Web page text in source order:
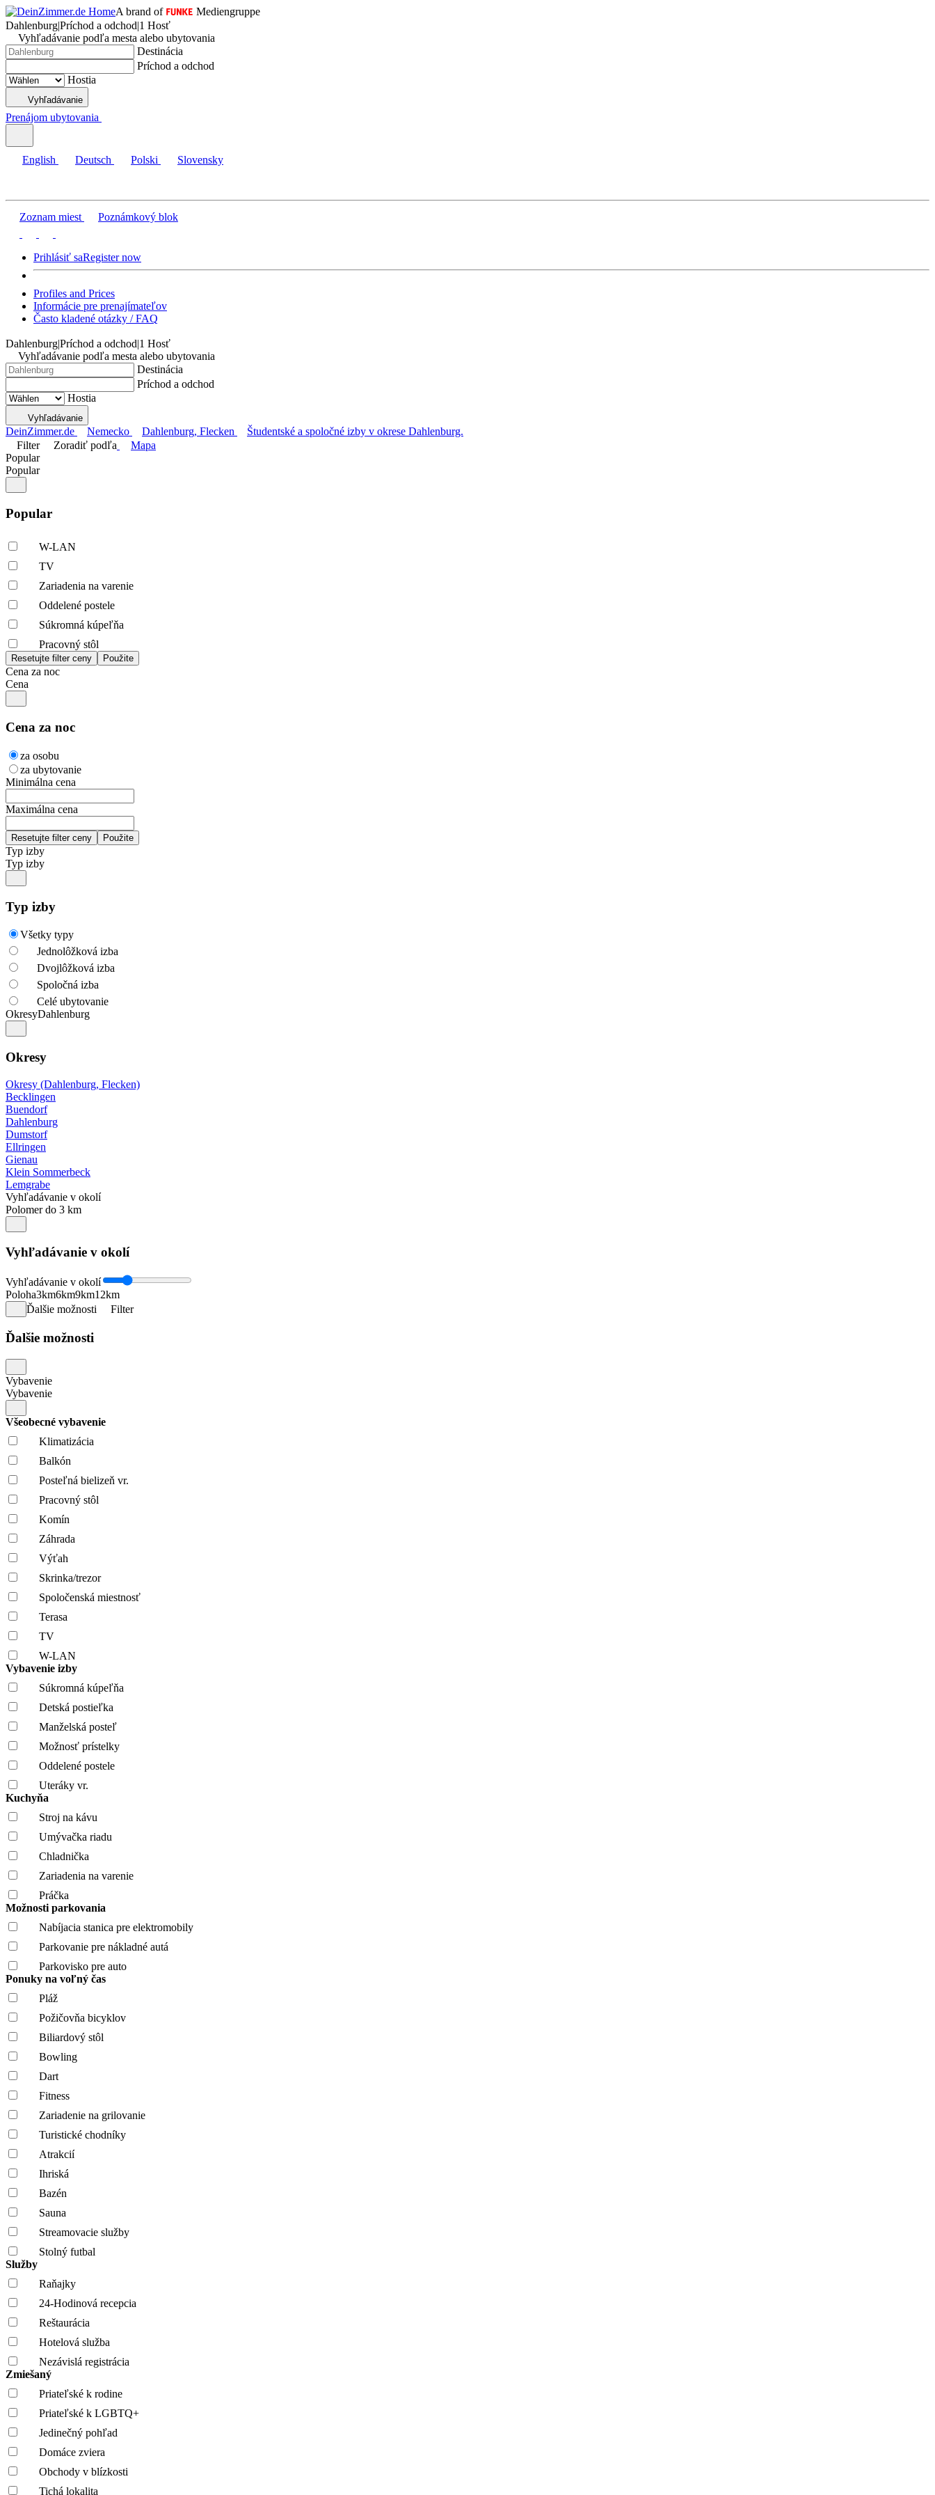
A brand of
Mediengruppe
Dahlenburg|Príchod a odchod|1 Hosť
Vyhľadávanie podľa mesta alebo ubytovania
Destinácia
Príchod a odchod
Hostia
Vyhľadávanie
Prenájom ubytovania
English Deutsch Polski Slovensky
Zoznam miest Poznámkový blok
Prihlásiť saRegister now
Profiles and Prices
Informácie pre prenajímateľov
Často kladené otázky / FAQ
Dahlenburg|Príchod a odchod|1 Hosť
Vyhľadávanie podľa mesta alebo ubytovania
Destinácia
Príchod a odchod
Hostia
Vyhľadávanie
DeinZimmer.de Nemecko Dahlenburg, Flecken
Študentské a spoločné izby v okrese Dahlenburg.
Filter
Zoradiť podľa
Mapa
Popular
Popular
Popular
W-LAN
TV
Zariadenia na varenie
Oddelené postele
Súkromná kúpeľňa
Pracovný stôl
Cena za noc
Cena
Cena za noc
za osobu
za ubytovanie
Minimálna cena
Maximálna cena
Typ izby
Typ izby
Typ izby
Všetky typy
Jednolôžková izba
Dvojlôžková izba
Spoločná izba
Celé ubytovanie
OkresyDahlenburg
Okresy
Okresy (Dahlenburg, Flecken)
Becklingen
Buendorf
Dahlenburg
Dumstorf
Ellringen
Gienau
Klein Sommerbeck
Lemgrabe
Vyhľadávanie v okolí
Polomer do 3 km
Vyhľadávanie v okolí
Vyhľadávanie v okolí
Poloha3km6km9km12km
Ďalšie možnosti
Filter
Ďalšie možnosti
Vybavenie
Vybavenie
Všeobecné vybavenie
Klimatizácia
Balkón
Posteľná bielizeň vr.
Pracovný stôl
Komín
Záhrada
Výťah
Skrinka/trezor
Spoločenská miestnosť
Terasa
TV
W-LAN
Vybavenie izby
Súkromná kúpeľňa
Detská postieľka
Manželská posteľ
Možnosť prístelky
Oddelené postele
Uteráky vr.
Kuchyňa
Stroj na kávu
Umývačka riadu
Chladnička
Zariadenia na varenie
Práčka
Možnosti parkovania
Nabíjacia stanica pre elektromobily
Parkovanie pre nákladné autá
Parkovisko pre auto
Ponuky na voľný čas
Pláž
Požičovňa bicyklov
Biliardový stôl
Bowling
Dart
Fitness
Zariadenie na grilovanie
Turistické chodníky
Atrakcií
Ihriská
Bazén
Sauna
Streamovacie služby
Stolný futbal
Služby
Raňajky
24-Hodinová recepcia
Reštaurácia
Hotelová služba
Nezávislá registrácia
Zmiešaný
Priateľské k rodine
Priateľské k LGBTQ+
Jedinečný pohľad
Domáce zviera
Obchody v blízkosti
Tichá lokalita